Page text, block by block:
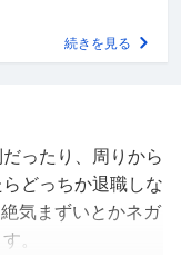
男性は
続きを見る
ったり、周りから
どっちか退職しな
気まずいとかネガ
。